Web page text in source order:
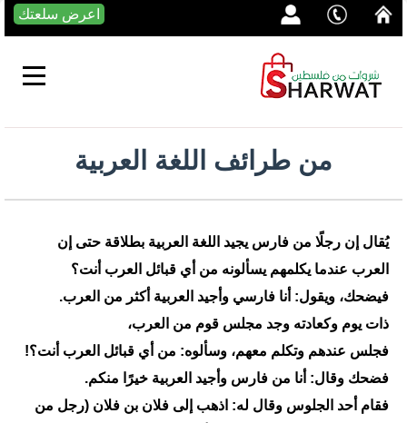
اعرض سلعتك
‏من طرائف اللغة العربية
يُقال إن رجلًا من فارس يجيد اللغة العربية بطلاقة حتى إن
العرب عندما يكلمهم يسألونه من أي قبائل العرب أنت؟
فيضحك، ويقول: أنا فارسي وأجيد العربية أكثر من العرب.
ذات يوم وكعادته وجد مجلس قوم من العرب،
فجلس عندهم وتكلم معهم، وسألوه: من أي قبائل العرب أنت؟!
‏فضحك وقال: أنا من فارس وأجيد العربية خيرًا منكم.
فقام أحد الجلوس وقال له: اذهب إلى فلان بن فلان (رجل من